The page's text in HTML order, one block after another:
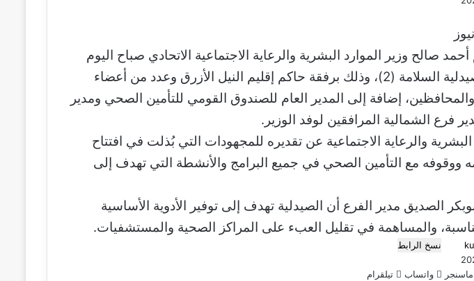
صالح وزير الموارد البشرية والرعاية الاجتماعية الاتحادي صباح اليوم
بمدينة الروصيرص صيدلية السلامة (2)، وذلك برفقة حاكم إقليم النيل الأزرق وعدد من أعضاء
إضافة إلى المدير العام للصندوق القومي للتأمين الصحي ومدير
فرع الشمالية المرافقين لوفد الوزير.
والرعاية الاجتماعية عن تقديره للمجهودات التي بُذلت في افتتاح
ووقوفه مع التأمين الصحي في جميع البرامج والأنشطة التي تهدف إلى
الصديق مدير الفرع أن الصيدلية تهدف إلى توفير الأدوية الأساسية
والمساهمة في تقليل العبء على المراكز الصحية والمستشفيات.
نسخ الرابط
ماسنجر واتساب تيلقرام